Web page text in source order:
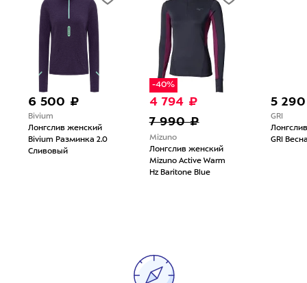
6 500 ₽
Bivium
Лонгслив женский
Bivium Разминка 2.0
Сливовый
-40%
4 794 ₽
7 990 ₽
Mizuno
Лонгслив женский
Mizuno Active Warm
Hz Baritone Blue
5
GRI
GRI